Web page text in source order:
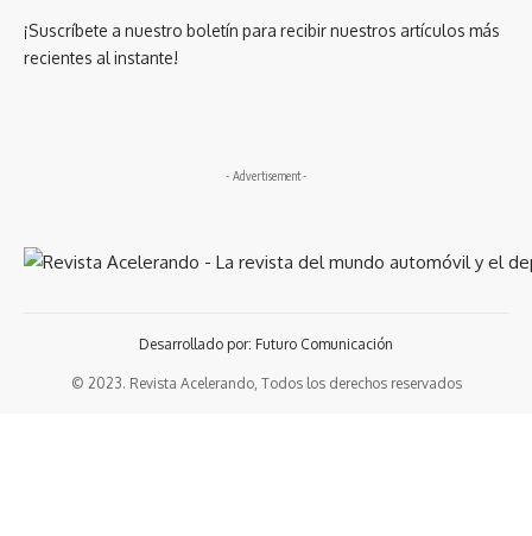
¡Suscríbete a nuestro boletín para recibir nuestros artículos más
recientes al instante!
- Advertisement -
© 2023. Revista Acelerando, Todos los derechos reservados
Desarrollado por: Futuro Comunicación